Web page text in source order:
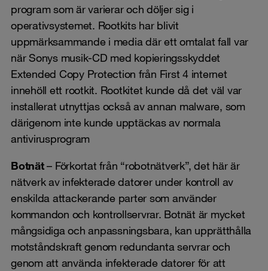
program som är varierar och döljer sig i
operativsystemet. Rootkits har blivit
uppmärksammande i media där ett omtalat fall var
när Sonys musik-CD med kopieringsskyddet
Extended Copy Protection från First 4 internet
innehöll ett rootkit. Rootkitet kunde då det väl var
installerat utnyttjas också av annan malware, som
därigenom inte kunde upptäckas av normala
antivirusprogram
Botnät– Förkortat från “robotnätverk”, det här är
nätverk av infekterade datorer under kontroll av
enskilda attackerande parter som använder
kommandon och kontrollservrar. Botnät är mycket
mångsidiga och anpassningsbara, kan upprätthålla
motståndskraft genom redundanta servrar och
genom att använda infekterade datorer för att